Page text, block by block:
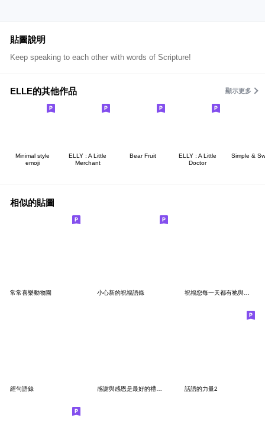
貼圖說明
Keep speaking to each other with words of Scripture!
ELLE的其他作品 顯示更多
Minimal style
emoji
ELLY : A Little
Merchant
Bear Fruit
ELLY : A Little
Doctor
Simple &
相似的貼圖
常常喜樂動物園 小心新的祝福語錄 祝福您每一天都有祂與你同在
經句語錄 話語的力量2